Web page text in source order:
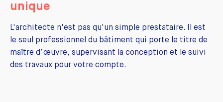
unique
L'architecte n'est pas qu'un simple prestataire. Il est
le seul professionnel du bâtiment qui porte le titre de
maître d’œuvre, supervisant la conception et le suivi
des travaux pour votre compte.